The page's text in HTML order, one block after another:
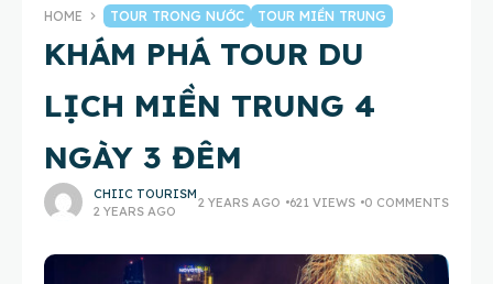
HOME TOUR TRONG NƯỚC TOUR MIỀN TRUNG
KHÁM PHÁ TOUR DU
LỊCH MIỀN TRUNG 4
NGÀY 3 ĐÊM
CHIIC TOURISM
2 YEARS AGO
2 YEARS AGO 621 VIEWS 0 COMMENTS